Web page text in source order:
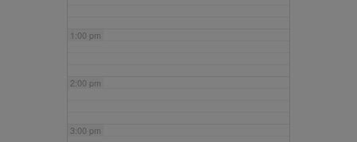
1:00 pm
2:00 pm
3:00 pm